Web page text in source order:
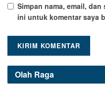
Simpan nama, email,
ini untuk komentar saya
Olah Raga